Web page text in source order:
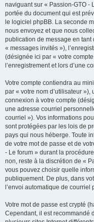
naviguant sur « Passion-GTO -
portée du document qui est
le logiciel phpBB. La seconde
nous envoyez et que nous
publication de message en tant
« messages invités »),
(désignée ici par « votre
l’enregistrement et lors d’une
Votre compte contiendra au
par « votre nom d’utilisateur
connexion à votre compte
une adresse courriel
courriel »). Vos informations
sont protégées par les lois de
pays qui nous héberge. Toute
de votre mot de passe et de
- Le forum » durant la
non, reste à la discrétion de «
vous pouvez choisir quelle
publiquement. De plus, dans
l’envoi automatique de
Votre mot de passe est crypté
Cependant, il est recommandé